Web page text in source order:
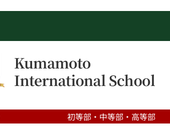
初等部・中等部・高等部